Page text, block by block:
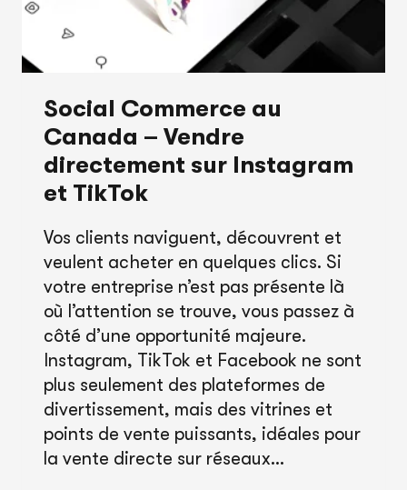
Social Commerce au
Canada – Vendre
directement sur Instagram
et TikTok
Vos clients naviguent, découvrent et
veulent acheter en quelques clics. Si
votre entreprise n’est pas présente là
où l’attention se trouve, vous passez à
côté d’une opportunité majeure.
Instagram, TikTok et Facebook ne sont
plus seulement des plateformes de
divertissement, mais des vitrines et
points de vente puissants, idéales pour
la vente directe sur réseaux…